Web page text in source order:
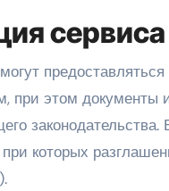
при этом
при которых